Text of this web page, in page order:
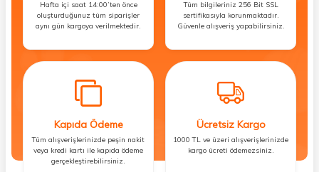
Hafta içi saat 14:00’ten önce
oluşturduğunuz tüm siparişler
aynı gün kargoya verilmektedir.
Tüm bilgileriniz 256 Bit SSL
sertifikasıyla korunmaktadır.
Güvenle alışveriş yapabilirsiniz.
Kapıda Ödeme
Tüm alışverişlerinizde peşin nakit
veya kredi kartı ile kapıda ödeme
gerçekleştirebilirsiniz.
Ücretsiz Kargo
1000 TL ve üzeri alışverişlerinizde
kargo ücreti ödemezsiniz.